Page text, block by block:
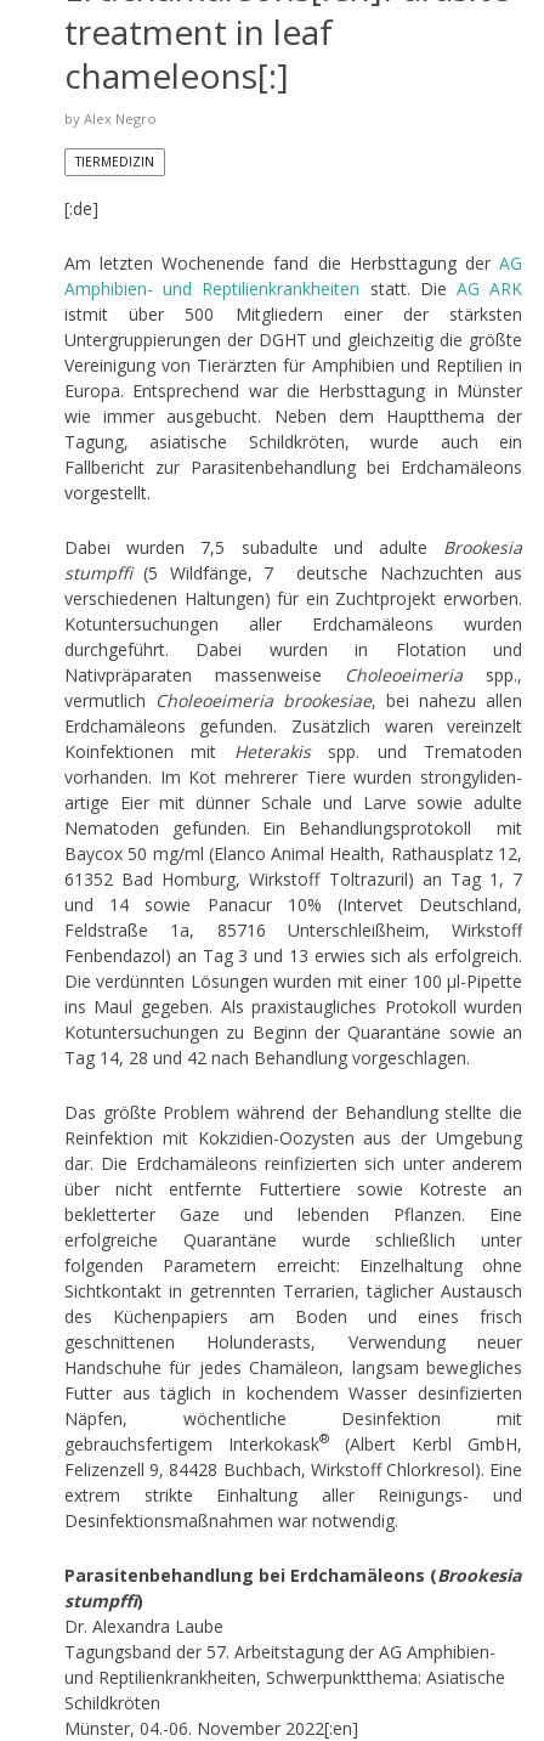
treatment in leaf
chameleons[:]
by Alex Negro
TIERMEDIZIN
[:de]
Am letzten Wochenende fand die Herbsttagung derAG
Amphibien- und Reptilienkrankheiten statt. Die AG ARK
istmit über 500 Mitgliedern einer der stärksten
Untergruppierungen der DGHT und gleichzeitig die größte
Vereinigung von Tierärzten für Amphibien und Reptilien in
Europa. Entsprechend war die Herbsttagung in Münster
wie immer ausgebucht. Neben dem Hauptthema der
Tagung, asiatische Schildkröten, wurde auch ein
Fallbericht zur Parasitenbehandlung bei Erdchamäleons
vorgestellt.
Dabei wurden 7,5 subadulte und adulte Brookesia
stumpffi(5 Wildfänge, 7 deutsche Nachzuchten aus
verschiedenen Haltungen) für ein Zuchtprojekt erworben.
Kotuntersuchungen aller Erdchamäleons wurden
durchgeführt. Dabei wurden in Flotation und
Nativpräparaten massenweise
Choleoeimeria spp.,
vermutlich Choleoeimeria brookesiae, bei nahezu allen
Erdchamäleons gefunden. Zusätzlich waren vereinzelt
Koinfektionen mit Heterakisspp. und Trematoden
vorhanden. Im Kot mehrerer Tiere wurden strongyliden-
artige Eier mit dünner Schale und Larve sowie adulte
Nematoden gefunden. Ein Behandlungsprotokoll mit
Baycox 50 mg/ml (Elanco Animal Health, Rathausplatz 12,
61352 Bad Homburg, Wirkstoff Toltrazuril) an Tag 1, 7
und 14 sowie Panacur 10% (Intervet Deutschland,
Feldstraße 1a, 85716 Unterschleißheim, Wirkstoff
Fenbendazol) an Tag 3 und 13 erwies sich als erfolgreich.
Die verdünnten Lösungen wurden mit einer 100 µl-Pipette
ins Maul gegeben. Als praxistaugliches Protokoll wurden
Kotuntersuchungen zu Beginn der Quarantäne sowie an
Tag 14, 28 und 42 nach Behandlung vorgeschlagen.
Das größte Problem während der Behandlung stellte die
Reinfektion mit Kokzidien-Oozysten aus der Umgebung
dar. Die Erdchamäleons reinfizierten sich unter anderem
über nicht entfernte Futtertiere sowie Kotreste an
bekletterter Gaze und lebenden Pflanzen. Eine
erfolgreiche Quarantäne wurde schließlich unter
folgenden Parametern erreicht: Einzelhaltung ohne
Sichtkontakt in getrennten Terrarien, täglicher Austausch
des Küchenpapiers am Boden und eines frisch
geschnittenen Holunderasts, Verwendung neuer
Handschuhe für jedes Chamäleon, langsam bewegliches
Futter aus täglich in kochendem Wasser desinfizierten
Näpfen, wöchentliche Desinfektion mit
gebrauchsfertigem Interkokask®(Albert Kerbl GmbH,
Felizenzell 9, 84428 Buchbach, Wirkstoff Chlorkresol). Eine
extrem strikte Einhaltung aller Reinigungs- und
Desinfektionsmaßnahmen war notwendig.
Parasitenbehandlung bei Erdchamäleons (Brookesia
stumpffi)
Dr. Alexandra Laube
Tagungsband der 57. Arbeitstagung der AG Amphibien-
und Reptilienkrankheiten, Schwerpunktthema: Asiatische
Schildkröten
Münster, 04.-06. November 2022[:en]